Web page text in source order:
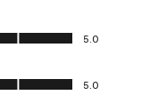
5.0
5.0